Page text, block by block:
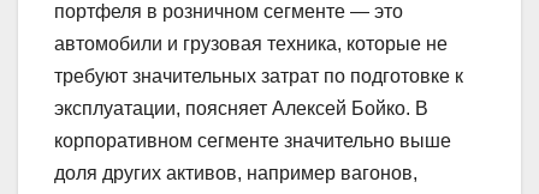
портфеля в розничном сегменте — это
автомобили и грузовая техника, которые не
требуют значительных затрат по подготовке к
эксплуатации, поясняет Алексей Бойко. В
корпоративном сегменте значительно выше
доля других активов, например вагонов,